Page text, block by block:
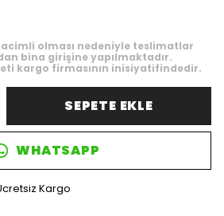
olması nedeniyle teslimatlar
bina girişine yapılmaktadır.
kargo firmasının inisiyatifindedir.
SEPETE EKLE
WHATSAPP
Kargo